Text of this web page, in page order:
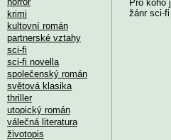
Pro koho
žánr sci-
krimi
kultovní román
partnerské vztahy
sci-fi
sci-fi novella
společenský román
světová klasika
thriller
utopický román
válečná literatura
životopis